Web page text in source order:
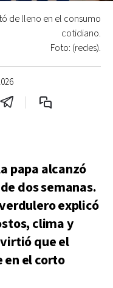
de lleno en el consumo
cotidiano.
Foto: (redes).
papa alcanzó
dos semanas.
explicó
clima y
que el
el corto